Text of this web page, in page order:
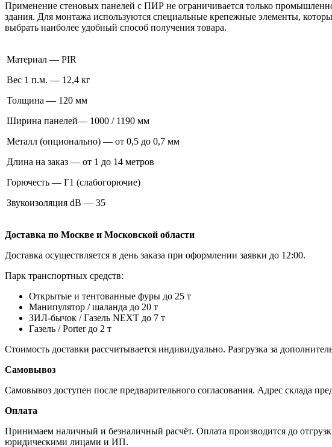
Применение стеновых панелей с ПИР не ограничивается только
здания. Для монтажа используются специальные крепежные элементы,
выбрать наиболее удобный способ получения товара.
Материал — PIR
Вес 1 п.м. — 12,4 кг
Толщина — 120 мм
Ширина панелей— 1000 / 1190 мм
Металл (опционально) — от 0,5 до 0,7 мм
Длина на заказ — от 1 до 14 метров
Горючесть — Г1 (слабогорючие)
Звукоизоляция dB — 35
Доставка по Москве и Московской области
Доставка осуществляется в день заказа при оформлении заявки до 12:00.
Парк транспортных средств:
Открытые и тентованные фуры до 25 т
Манипулятор / шаланда до 20 т
ЗИЛ-бычок / Газель NEXT до 7 т
Газель / Porter до 2 т
Стоимость доставки рассчитывается индивидуально. Разгрузка за
Самовывоз
Самовывоз доступен после предварительного согласования. Адрес склада
Оплата
Принимаем наличный и безналичный расчёт. Оплата производится до
юридическими лицами и ИП.